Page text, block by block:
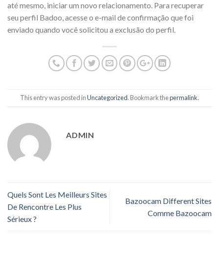
até mesmo, iniciar um novo relacionamento. Para recuperar
seu perfil Badoo, acesse o e-mail de confirmação que foi
enviado quando você solicitou a exclusão do perfil.
This entry was posted inUncategorized. Bookmark thepermalink.
ADMIN
Quels Sont Les Meilleurs Sites
De Rencontre Les Plus
Sérieux ?
Bazoocam Different Sites
Comme Bazoocam